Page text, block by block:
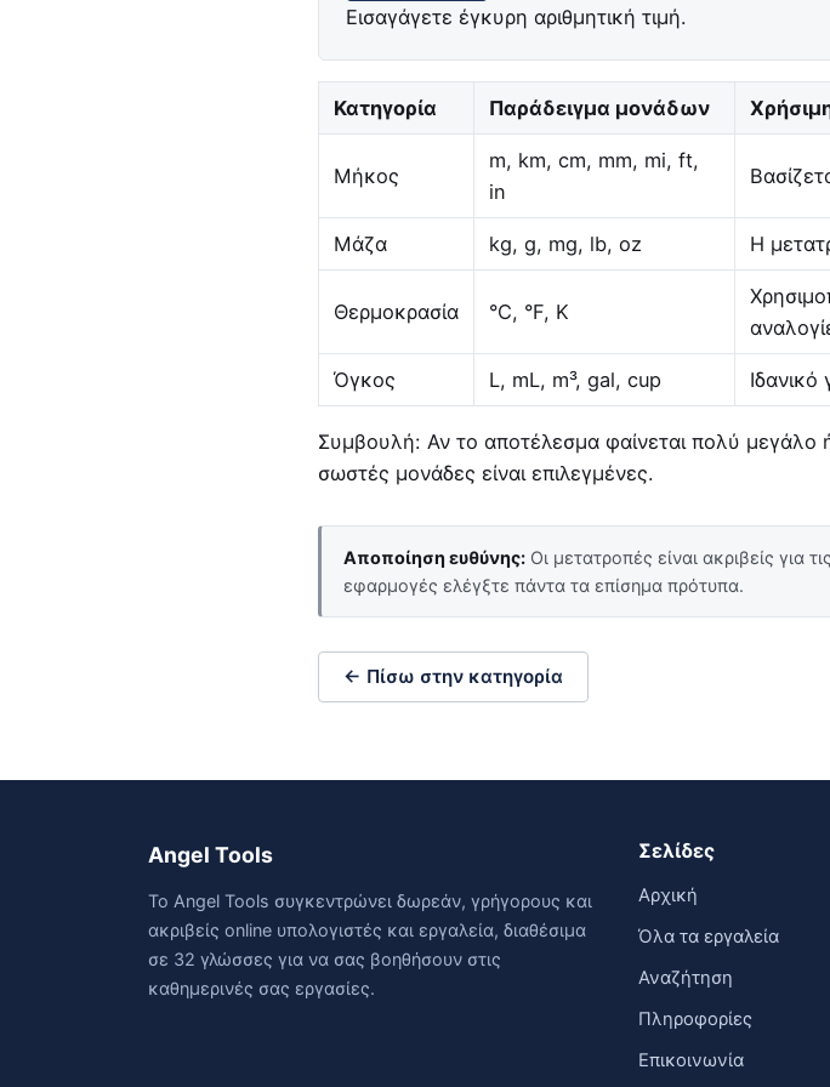
Εισαγάγετε έγκυρη αριθμητική τιμή.
Κατηγορία Παράδειγμα μονάδων
Μήκος
m, km, cm, mm, mi, ft,
in
Μάζα kg, g, mg, lb, oz Η
Θερμοκρασία °C, °F, K
Όγκος L, mL, m³, gal, cup Ιδανικό
Συμβουλή: Αν το αποτέλεσμα φαίνεται πολύ μεγάλο
σωστές μονάδες είναι επιλεγμένες.
Αποποίηση ευθύνης: Οι μετατροπές είναι ακριβείς για
εφαρμογές ελέγξτε πάντα τα επίσημα πρότυπα.
← Πίσω στην κατηγορία
Angel Tools
Το Angel Tools συγκεντρώνει δωρεάν, γρήγορους και
ακριβείς online υπολογιστές και εργαλεία, διαθέσιμα
σε 32 γλώσσες για να σας βοηθήσουν στις
καθημερινές σας εργασίες.
Σελίδες
Αρχική
Όλα τα εργαλεία
Αναζήτηση
Πληροφορίες
Επικοινωνία